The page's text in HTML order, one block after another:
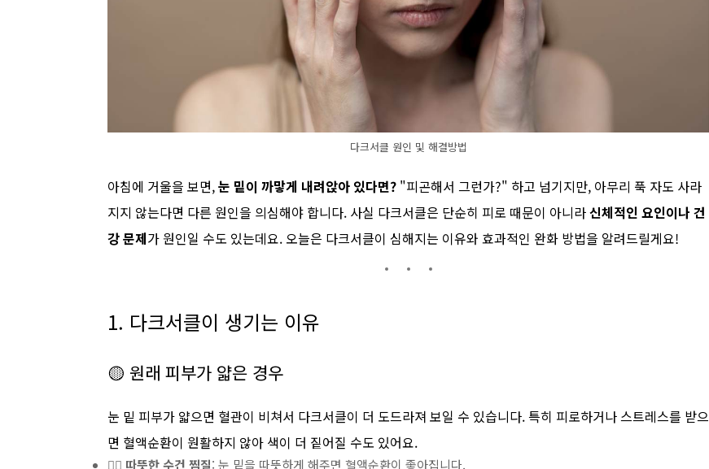
다크서클 원인 및 해결방법
아침에 거울을 보면,눈 밑이 까맣게 내려앉아 있다면? "피곤해서 그런가?" 하고 넘기지만, 아무리 푹 자도 사라
지지 않는다면 다른 원인을 의심해야 합니다. 사실 다크서클은 단순히 피로 때문이 아니라신체적인 요인이나 건
강 문제가 원인일 수도 있는데요. 오늘은 다크서클이 심해지는 이유와 효과적인 완화 방법을 알려드릴게요!
1. 다크서클이 생기는 이유
🟡 원래 피부가 얇은 경우
눈 밑 피부가 얇으면 혈관이 비쳐서 다크서클이 더 도드라져 보일 수 있습니다. 특히 피로하거나 스트레스를 받으
면 혈액순환이 원활하지 않아 색이 더 짙어질 수도 있어요.
🧖‍♀️ 따뜻한 수건 찜질: 눈 밑을 따뜻하게 해주면 혈액순환이 좋아집니다.